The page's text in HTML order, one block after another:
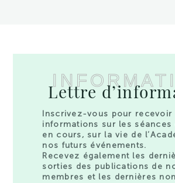
Lettre
Inscrivez-vous pour recevoir
informations sur les séances
en cours, sur la vie de
nos futurs événements.
Recevez également les
sorties des publications de
membres et les dernières